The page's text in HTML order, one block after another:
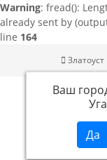
Warning: fread():
already sent by
line 164
Златоуст
Ваш